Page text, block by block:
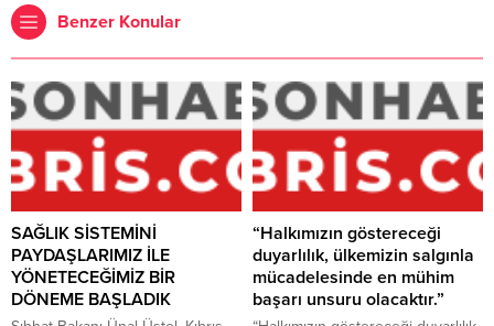
Benzer Konular
SAĞLIK SİSTEMİNİ
PAYDAŞLARIMIZ İLE
YÖNETECEĞİMİZ BİR
DÖNEME BAŞLADIK
“Halkımızın göstereceği
duyarlılık, ülkemizin salgınla
mücadelesinde en mühim
başarı unsuru olacaktır.”